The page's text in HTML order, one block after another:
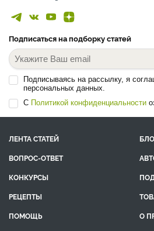
Подписаться на подборку статей
Подписываясь на рассылку, я
персональных данных.
С Политикой конфиденциальности
ЛЕНТА СТАТЕЙ
ВОПРОС-ОТВЕТ
КОНКУРСЫ
РЕЦЕПТЫ
ПОМОЩЬ
О